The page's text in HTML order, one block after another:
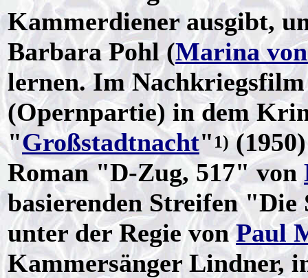
Kammerdiener ausgibt,
Barbara Pohl (Marina
lernen. Im
(Opernpartie) in dem
"Großstadtnacht" 1)
Roman "D-Zug, 517" von
basierenden Streifen "Die
unter der Regie vonPaul
Kammersänger Lindner,